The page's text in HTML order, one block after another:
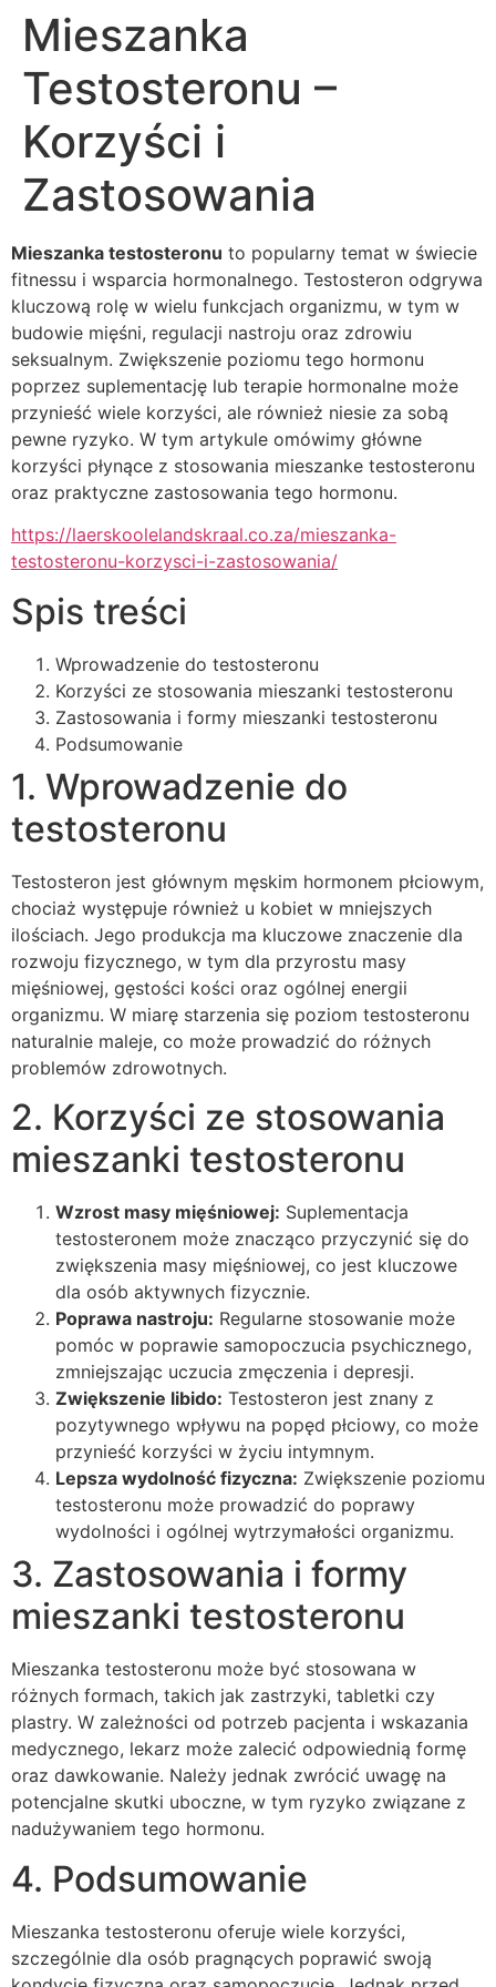
Skip
content
Mieszanka
Testosteronu –
Korzyści i
Zastosowania
Mieszanka testosteronu to popularny temat w świecie
fitnessu i wsparcia hormonalnego. Testosteron odgrywa
kluczową rolę w wielu funkcjach organizmu, w tym w
budowie mięśni, regulacji nastroju oraz zdrowiu
seksualnym. Zwiększenie poziomu tego hormonu
poprzez suplementację lub terapie hormonalne może
przynieść wiele korzyści, ale również niesie za sobą
pewne ryzyko. W tym artykule omówimy główne
korzyści płynące z stosowania mieszanke testosteronu
oraz praktyczne zastosowania tego hormonu.
https://laerskoolelandskraal.co.za/mieszanka-
testosteronu-korzysci-i-zastosowania/
Spis treści
Wprowadzenie do testosteronu
Korzyści ze stosowania mieszanki testosteronu
Zastosowania i formy mieszanki testosteronu
Podsumowanie
1. Wprowadzenie do
testosteronu
Testosteron jest głównym męskim hormonem płciowym,
chociaż występuje również u kobiet w mniejszych
ilościach. Jego produkcja ma kluczowe znaczenie dla
rozwoju fizycznego, w tym dla przyrostu masy
mięśniowej, gęstości kości oraz ogólnej energii
organizmu. W miarę starzenia się poziom testosteronu
naturalnie maleje, co może prowadzić do różnych
problemów zdrowotnych.
2. Korzyści ze stosowania
mieszanki testosteronu
Wzrost masy mięśniowej: Suplementacja
testosteronem może znacząco przyczynić się do
zwiększenia masy mięśniowej, co jest kluczowe
dla osób aktywnych fizycznie.
Poprawa nastroju: Regularne stosowanie może
pomóc w poprawie samopoczucia psychicznego,
zmniejszając uczucia zmęczenia i depresji.
Zwiększenie libido: Testosteron jest znany z
pozytywnego wpływu na popęd płciowy, co może
przynieść korzyści w życiu intymnym.
Lepsza wydolność fizyczna: Zwiększenie poziomu
testosteronu może prowadzić do poprawy
wydolności i ogólnej wytrzymałości organizmu.
3. Zastosowania i formy
mieszanki testosteronu
Mieszanka testosteronu może być stosowana w
różnych formach, takich jak zastrzyki, tabletki czy
plastry. W zależności od potrzeb pacjenta i wskazania
medycznego, lekarz może zalecić odpowiednią formę
oraz dawkowanie. Należy jednak zwrócić uwagę na
potencjalne skutki uboczne, w tym ryzyko związane z
nadużywaniem tego hormonu.
4. Podsumowanie
Mieszanka testosteronu oferuje wiele korzyści,
szczególnie dla osób pragnących poprawić swoją